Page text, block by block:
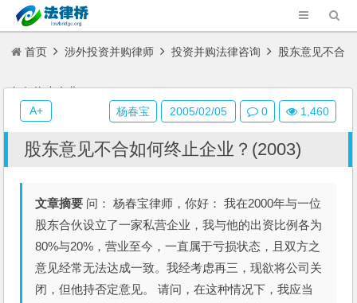
首页 涉外投资并购律师 投资并购法律咨询 股东意见不合
如何终止企业？(2003)
股东意见不合如何终止企业？(2003)
文章摘要 问： 杨春宝律师，你好： 我在2000年与一位
股东合伙设立了一家私营企业，我与他的出资比例各为
80%与20%，营业至今，一直属于亏损状态，且双方之
意见经常无法达成一致。我经考虑再三，现欲将公司关
闭，但他持否定意见。 请问，在这种情况下，我应当
杨春宝 2005/02/05 0 1,460
A+